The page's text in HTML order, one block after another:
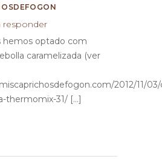
responder
hemos optado com
caramelizada (ver
2012/11/
thermomix-31/ […]